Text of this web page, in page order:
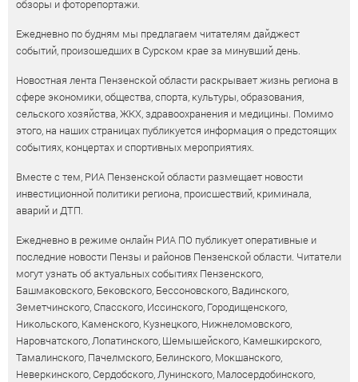
обзоры и фоторепортажи.
Ежедневно по будням мы предлагаем читателям дайджест
событий, произошедших в Сурском крае за минувший день.
Новостная лента Пензенской области раскрывает жизнь региона в
сфере экономики, общества, спорта, культуры, образования,
сельского хозяйства, ЖКХ, здравоохранения и медицины. Помимо
этого, на наших страницах публикуется информация о предстоящих
событиях, концертах и спортивных мероприятиях.
Вместе с тем, РИА Пензенской области размещает новости
инвестиционной политики региона, происшествий, криминала,
аварий и ДТП.
Ежедневно в режиме онлайн РИА ПО публикует оперативные и
последние новости Пензы и районов Пензенской области. Читатели
могут узнать об актуальных событиях Пензенского,
Башмаковского, Бековского, Бессоновского, Вадинского,
Земетчинского, Спасского, Иссинского, Городищенского,
Никольского, Каменского, Кузнецкого, Нижнеломовского,
Наровчатского, Лопатинского, Шемышейского, Камешкирского,
Тамалинского, Пачелмского, Белинского, Мокшанского,
Неверкинского, Сердобского, Лунинского, Малосердобинского,